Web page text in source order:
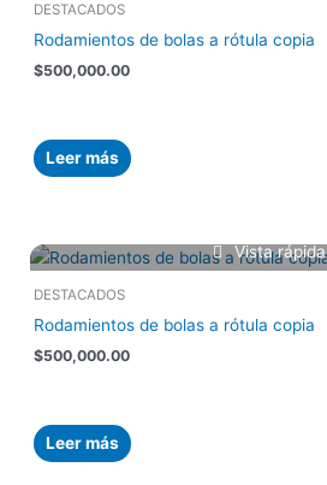
DESTACADOS
Rodamientos de bolas a rótula copia
$500,000.00
Leer más
Vista rápida
DESTACADOS
Rodamientos de bolas a rótula copia
$500,000.00
Leer más